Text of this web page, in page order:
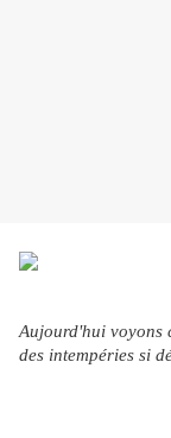
Aujourd'hui voyons
des intempéries si